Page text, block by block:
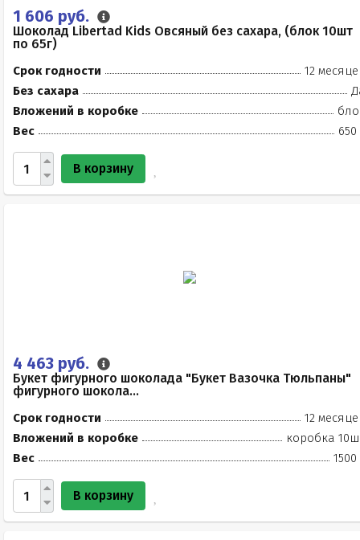
1 606 руб.
Шоколад Libertad Kids Овсяный без сахара, (блок 10шт
по 65г)
Срок годности
12
Без сахара
Вложений в коробке
Вес
650
В корзину
4 463 руб.
Букет фигурного шоколада "Букет Вазочка Тюльпаны"
фигурного шокола...
Срок годности
12
Вложений в коробке
коробка
Вес
1500
В корзину